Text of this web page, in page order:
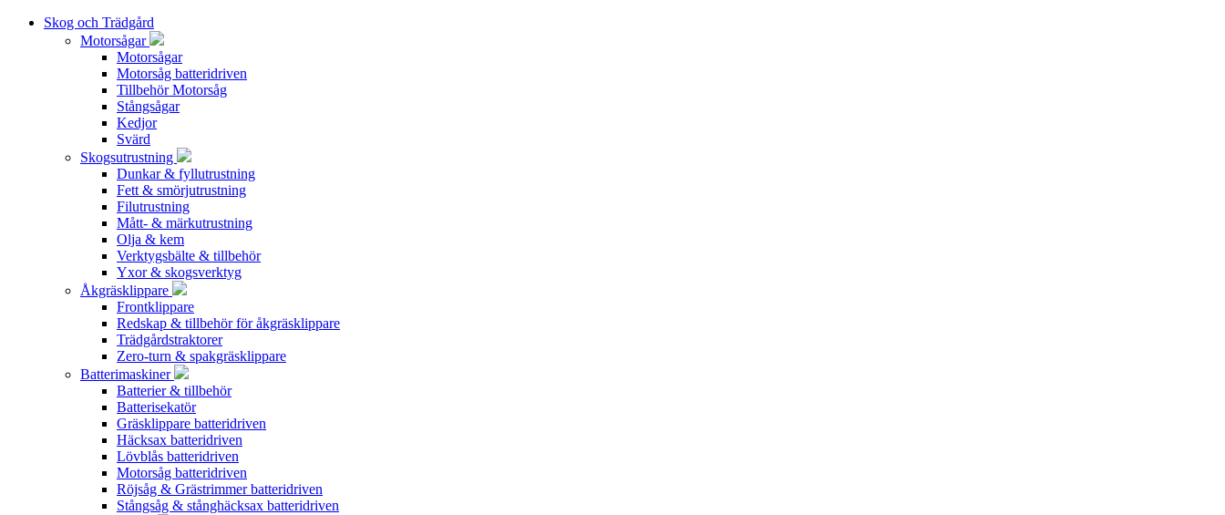
Skog och Trädgård
Motorsågar
Motorsågar
Motorsåg batteridriven
Tillbehör Motorsåg
Stångsågar
Kedjor
Svärd
Skogsutrustning
Dunkar & fyllutrustning
Fett & smörjutrustning
Filutrustning
Mått- & märkutrustning
Olja & kem
Verktygsbälte & tillbehör
Yxor & skogsverktyg
Åkgräsklippare
Frontklippare
Redskap & tillbehör för åkgräsklippare
Trädgårdstraktorer
Zero-turn & spakgräsklippare
Batterimaskiner
Batterier & tillbehör
Batterisekatör
Gräsklippare batteridriven
Häcksax batteridriven
Lövblås batteridriven
Motorsåg batteridriven
Röjsåg & Grästrimmer batteridriven
Stångsåg & stånghäcksax batteridriven